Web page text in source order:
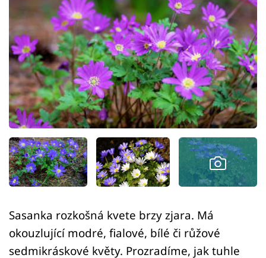
Zahrada
Design
Sledujte prima+
Přihlášení
Sledujte nás
Sasanka rozkošná kvete brzy zjara. Má
okouzlující modré, fialové, bílé či růžové
sedmikráskové květy. Prozradíme, jak tuhle